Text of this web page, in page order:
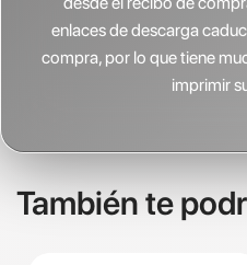
enlaces de descarga
compra, por lo que tiene
imprimir
También te